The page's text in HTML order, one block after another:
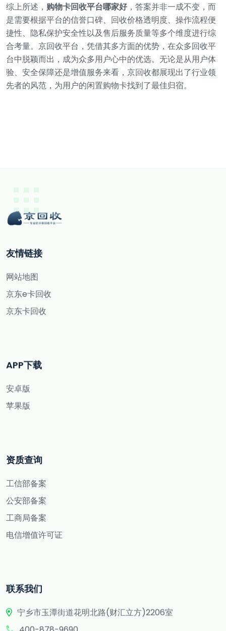
综上所述， 购物卡回收平台哪家好，答案并非一成不变，而
是需要根据平台的信誉口碑、回收价格透明度、操作流程便
捷性、隐私保护安全性以及售后服务质量等多个维度进行综
合考量。京回收平台，凭借其多方面的优势，在众多回收平
台中脱颖而出，成为众多用户心中的优选。无论是从用户体
验、安全保障还是增值服务来看，京回收都展现出了行业领
先者的风范，为用户的闲置购物卡找到了最佳归宿。
友情链接
网站地图
京东e卡回收
京东卡回收
APP下载
安卓版
苹果版
资质查询
工信部备案
公安部备案
工商局备案
电信增值许可证
联系我们
宁乡市玉潭街道花明北路(财汇立方)2206室